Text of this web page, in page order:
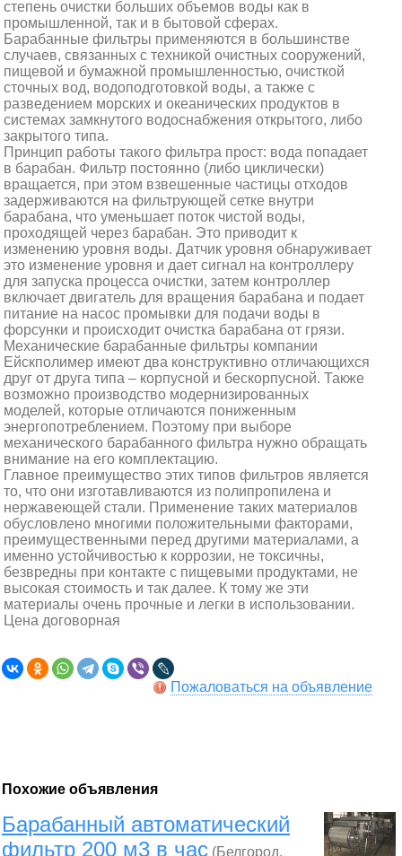
степень очистки больших объемов воды как в
промышленной, так и в бытовой сферах.
Барабанные фильтры применяются в большинстве
случаев, связанных с техникой очистных сооружений,
пищевой и бумажной промышленностью, очисткой
сточных вод, водоподготовкой воды, а также с
разведением морских и океанических продуктов в
системах замкнутого водоснабжения открытого, либо
закрытого типа.
Принцип работы такого фильтра прост: вода попадает
в барабан. Фильтр постоянно (либо циклически)
вращается, при этом взвешенные частицы отходов
задерживаются на фильтрующей сетке внутри
барабана, что уменьшает поток чистой воды,
проходящей через барабан. Это приводит к
изменению уровня воды. Датчик уровня обнаруживает
это изменение уровня и дает сигнал на контроллеру
для запуска процесса очистки, затем контроллер
включает двигатель для вращения барабана и подает
питание на насос промывки для подачи воды в
форсунки и происходит очистка барабана от грязи.
Механические барабанные фильтры компании
Ейскполимер имеют два конструктивно отличающихся
друг от друга типа – корпусной и бескорпусной. Также
возможно производство модернизированных
моделей, которые отличаются пониженным
энергопотреблением. Поэтому при выборе
механического барабанного фильтра нужно обращать
внимание на его комплектацию.
Главное преимущество этих типов фильтров является
то, что они изготавливаются из полипропилена и
нержавеющей стали. Применение таких материалов
обусловлено многими положительными факторами,
преимущественными перед другими материалами, а
именно устойчивостью к коррозии, не токсичны,
безвредны при контакте с пищевыми продуктами, не
высокая стоимость и так далее. К тому же эти
материалы очень прочные и легки в использовании.
Цена договорная
Пожаловаться на объявление
Похожие объявления
Барабанный автоматический
фильтр 200 м3 в час (Белгород,